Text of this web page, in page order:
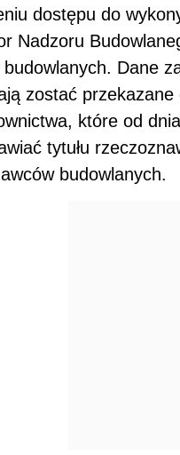
dostępu do
Nadzoru
Dane
zostać
które od
tytułu
budowlanych.